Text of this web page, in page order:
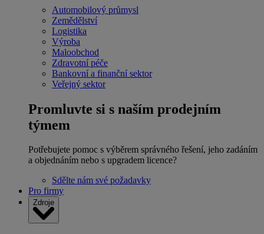
Automobilový průmysl
Zemědělství
Logistika
Výroba
Maloobchod
Zdravotní péče
Bankovní a finanční sektor
Veřejný sektor
Promluvte si s naším prodejním
týmem
Potřebujete pomoc s výběrem správného řešení, jeho zadáním
a objednáním nebo s upgradem licence?
Sdělte nám své požadavky
Pro firmy
Zdroje